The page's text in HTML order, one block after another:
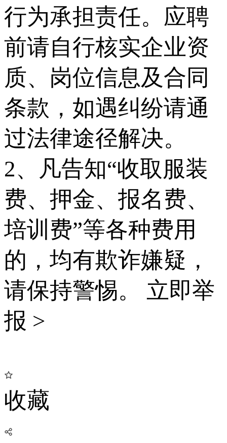
行为承担责任。应聘
前请自行核实企业资
质、岗位信息及合同
条款，如遇纠纷请通
过法律途径解决。
2、凡告知“收取服装
费、押金、报名费、
培训费”等各种费用
的，均有欺诈嫌疑，
请保持警惕。 立即举
报 >
收藏